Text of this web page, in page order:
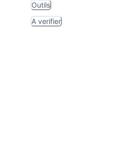
Outils
A verifier